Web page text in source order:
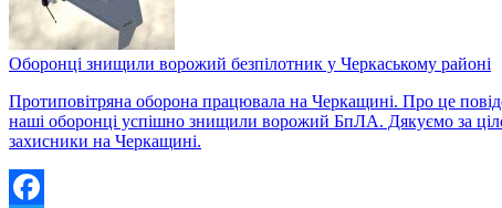
Оборонці знищили ворожий безпілотник у Черкаському районі
Протиповітряна оборона працювала на Черкащині. Про це
наші оборонці успішно знищили ворожий БпЛА. Дякуємо за
захисники на Черкащині.